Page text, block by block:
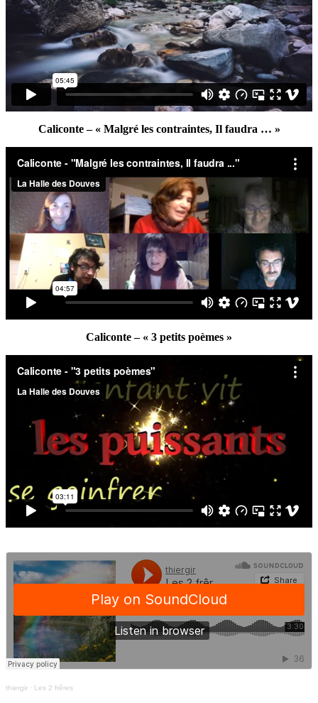
Caliconte – « Malgré les contraintes, Il faudra … »
Caliconte – « 3 petits poèmes »
thiergir · Les 2 frêres